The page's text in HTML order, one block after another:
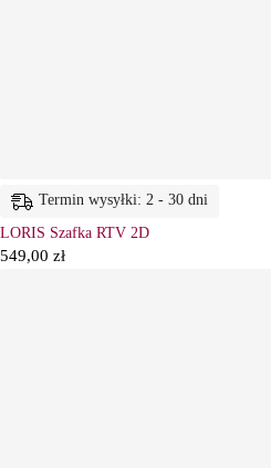
Termin wysyłki: 2 - 30 dni
LORIS Szafka RTV 2D
549,00 zł